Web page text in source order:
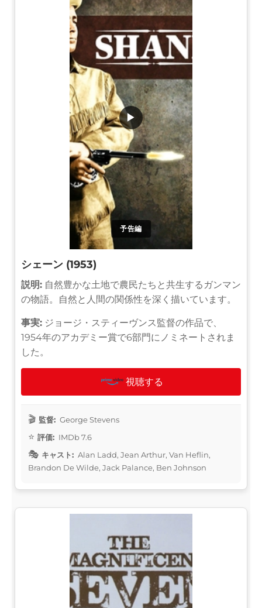
予告編
▶
シェーン (1953)
説明: 自然豊かな土地で農民たちと共生するガンマン
の物語。自然と人間の関係性を深く描いています。
事実: ジョージ・スティーヴンス監督の作品で、
1954年のアカデミー賞で6部門にノミネートされま
した。
視聴する
監督: George Stevens
評価: IMDb 7.6
キャスト: Alan Ladd, Jean Arthur, Van Heflin,
Brandon De Wilde, Jack Palance, Ben Johnson